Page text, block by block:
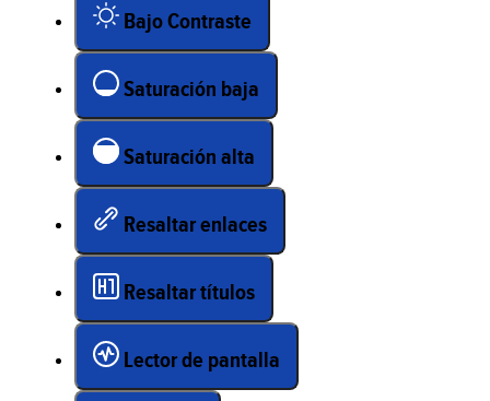
Bajo Contraste
Saturación baja
Saturación alta
Resaltar enlaces
Resaltar títulos
Lector de pantalla